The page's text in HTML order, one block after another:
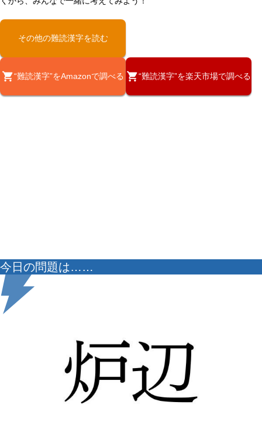
その他の難読漢字を読む
“難読漢字”をAmazonで調べる “難読漢字”を楽天市場で調べる
今日の問題は……